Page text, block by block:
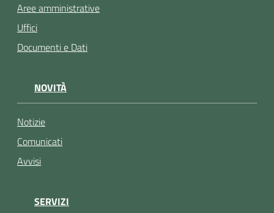
Aree amministrative
Uffici
Documenti e Dati
NOVITÀ
Notizie
Comunicati
Avvisi
SERVIZI